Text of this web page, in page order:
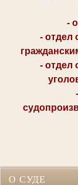
-
- отдел
- отдел
-
О СУДЕ